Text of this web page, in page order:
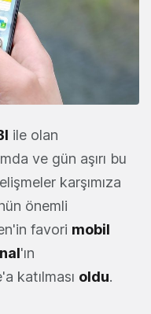
ile olan
ve gün aşırı bu
karşımıza
önemli
favori mobil
'ın
katılması oldu.